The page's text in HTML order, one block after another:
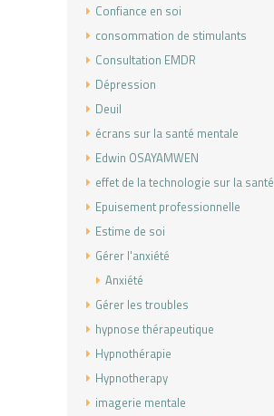
Confiance en soi
consommation de stimulants
Consultation EMDR
Dépression
Deuil
écrans sur la santé mentale
Edwin OSAYAMWEN
effet de la technologie sur la santé
Epuisement professionnelle
Estime de soi
Gérer l'anxiété
Anxiété
Gérer les troubles
hypnose thérapeutique
Hypnothérapie
Hypnotherapy
imagerie mentale